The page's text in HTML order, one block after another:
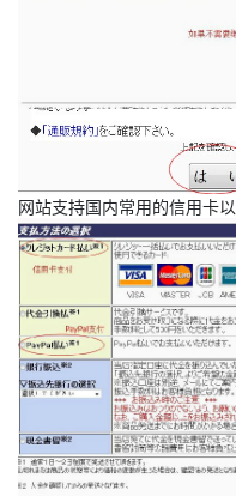
网站支持国内常用的信用卡